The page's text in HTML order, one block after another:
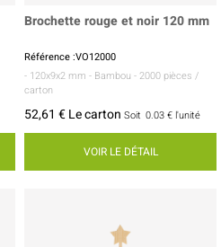
Brochette rouge et noir 120 mm
Référence :VO12000
- 120x9x2 mm - Bambou - 2000 pièces /
carton
52,61 € Le carton Soit 0.03 € l'unité
VOIR LE DÉTAIL